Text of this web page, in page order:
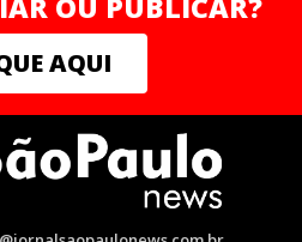
AQUI